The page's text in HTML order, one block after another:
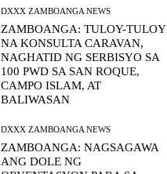
DXXX ZAMBOANGA NEWS
ZAMBOANGA: TULOY-TULOY
NA KONSULTA CARAVAN,
NAGHATID NG SERBISYO SA
100 PWD SA SAN ROQUE,
CAMPO ISLAM, AT
BALIWASAN
DXXX ZAMBOANGA NEWS
ZAMBOANGA: NAGSAGAWA
ANG DOLE NG